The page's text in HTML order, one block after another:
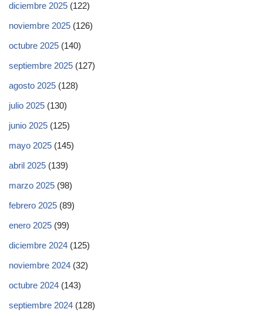
diciembre 2025 (122)
noviembre 2025 (126)
octubre 2025 (140)
septiembre 2025 (127)
agosto 2025 (128)
julio 2025 (130)
junio 2025 (125)
mayo 2025 (145)
abril 2025 (139)
marzo 2025 (98)
febrero 2025 (89)
enero 2025 (99)
diciembre 2024 (125)
noviembre 2024 (32)
octubre 2024 (143)
septiembre 2024 (128)